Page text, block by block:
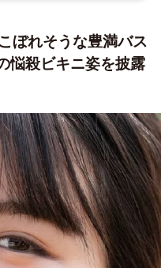
ぼれそうな豊満バス
悩殺ビキニ姿を披露